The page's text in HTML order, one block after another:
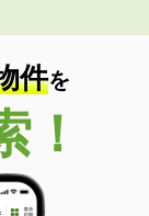
件を
！